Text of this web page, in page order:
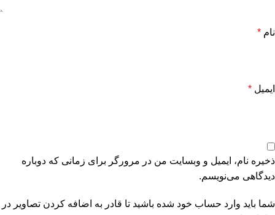
نام *
ایمیل *
ذخیره نام، ایمیل و وبسایت من در مرورگر برای زمانی که دوباره
دیدگاهی می‌نویسم.
شما باید وارد حساب خود شده باشید تا قادر به اضافه کردن تصاویر در